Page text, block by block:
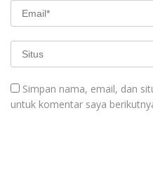
Simpan nama, email, dan
untuk komentar saya